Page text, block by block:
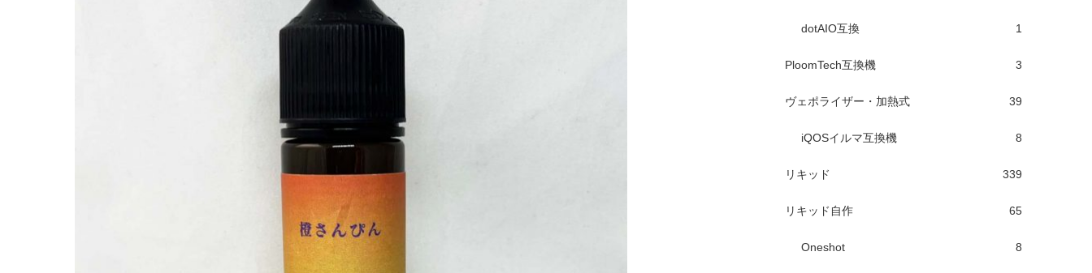
dotAIO互換 1
PloomTech互換機 3
ヴェポライザー・加熱式 39
iQOSイルマ互換機 8
リキッド 339
リキッド自作 65
Oneshot 8